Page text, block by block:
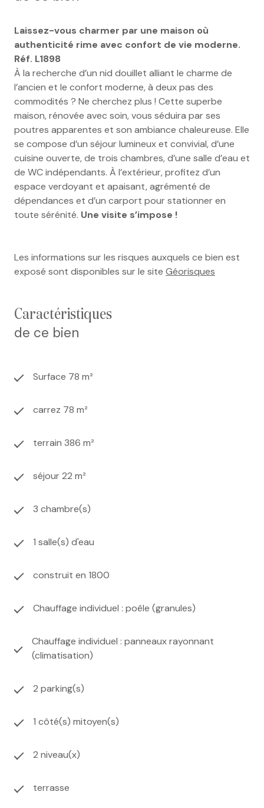
Laissez-vous charmer par une maison où
authenticité rime avec confort de vie moderne.
Réf. L1898
À la recherche d’un nid douillet alliant le charme de
l’ancien et le confort moderne, à deux pas des
commodités ? Ne cherchez plus ! Cette superbe
maison, rénovée avec soin, vous séduira par ses
poutres apparentes et son ambiance chaleureuse. Elle
se compose d’un séjour lumineux et convivial, d’une
cuisine ouverte, de trois chambres, d’une salle d’eau et
de WC indépendants. À l’extérieur, profitez d’un
espace verdoyant et apaisant, agrémenté de
dépendances et d’un carport pour stationner en
toute sérénité. Une visite s’impose !
Les informations sur les risques auxquels ce bien est
exposé sont disponibles sur le site Géorisques
caractéristiques
de ce bien
Surface 78 m²
carrez 78 m²
terrain 386 m²
séjour 22 m²
3 chambre(s)
1 salle(s) d'eau
construit en 1800
Chauffage individuel : poêle (granules)
Chauffage individuel : panneaux rayonnant
(climatisation)
2 parking(s)
1 côté(s) mitoyen(s)
2 niveau(x)
terrasse